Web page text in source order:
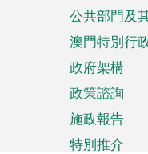
公共部門及
澳門特別行
政府架構
政策諮詢
施政報告
特別推介